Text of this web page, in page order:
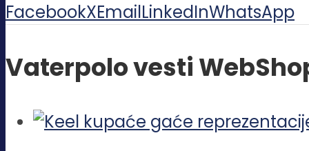
FacebookXEmailLinkedInWhatsApp
Vaterpolo vesti